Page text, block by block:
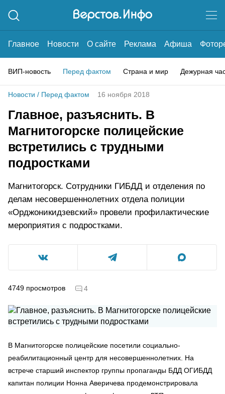
Главное Новости О сайте Реклама Афиша
ВИП-новость Перед фактом Страна и мир Дежурная
Новости / Перед фактом 16 ноября 2018
Главное, разъяснить. В
Магнитогорске полицейские
встретились с трудными
подростками
Магнитогорск. Сотрудники ГИБДД и отделения по
делам несовершеннолетних отдела полиции
«Орджоникидзевский» провели профилактические
мероприятия с подростками.
4749 просмотров 4
В Магнитогорске полицейские посетили социально-
реабилитационный центр для несовершеннолетних. На
встрече старший инспектор группы пропаганды БДД ОГИБДД
капитан полиции Нонна Аверичева продемонстрировала